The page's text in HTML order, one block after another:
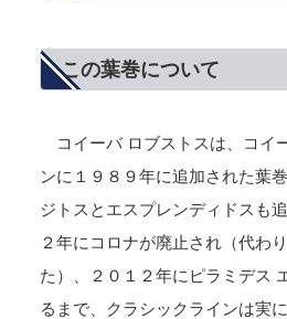
この葉巻について
コイーバ ロブストスは、コイ
ンに１９８９年に追加された葉
ジトスとエスプレンディドスも
２年にコロナが廃止され（代わ
た）、２０１２年にピラミデス
るまで、クラシックラインは実